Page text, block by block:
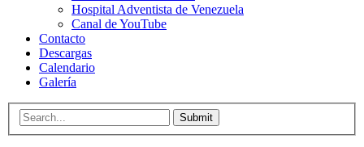
Hospital Adventista de Venezuela
Canal de YouTube
Contacto
Descargas
Calendario
Galería
Submit